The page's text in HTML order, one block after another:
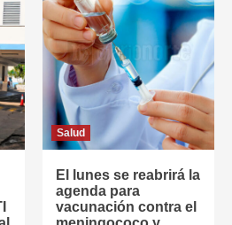
Salud
El lunes se reabrirá la
agenda para
vacunación contra el